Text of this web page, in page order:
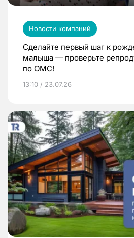
Новости компаний
Сделайте первый шаг к
малыша — проверьте
по ОМС!
13:10 / 23.07.26